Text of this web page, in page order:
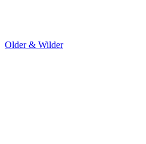
Older & Wilder